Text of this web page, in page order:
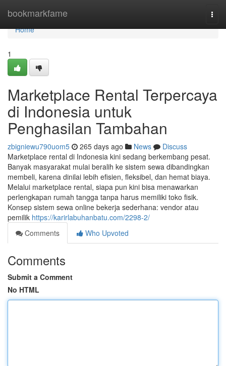
bookmarkfame
Home
Home
1
Marketplace Rental Terpercaya
di Indonesia untuk
Penghasilan Tambahan
zbigniewu790uom5 265 days ago News
Discuss
Marketplace rental di Indonesia kini sedang berkembang pesat.
Banyak masyarakat mulai beralih ke sistem sewa dibandingkan
membeli, karena dinilai lebih efisien, fleksibel, dan hemat biaya.
Melalui marketplace rental, siapa pun kini bisa menawarkan
perlengkapan rumah tangga tanpa harus memiliki toko fisik.
Konsep sistem sewa online bekerja sederhana: vendor atau
pemilik https://karirlabuhanbatu.com/2298-2/
Comments
Who Upvoted
Comments
Submit a Comment
No HTML